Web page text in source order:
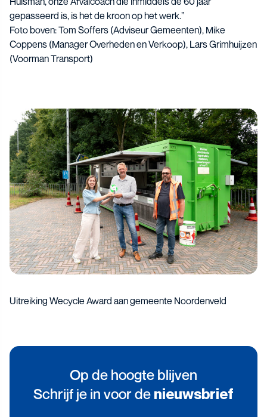
gepasseerd is, is het de kroon op het werk.”
Foto boven: Tom Soffers (Adviseur Gemeenten), Mike
Coppens (Manager Overheden en Verkoop), Lars Grimhuijzen
(Voorman Transport)
Uitreiking Wecycle Award aan gemeente Noordenveld
Op de hoogte blijven
Schrijf je in voor de nieuwsbrief